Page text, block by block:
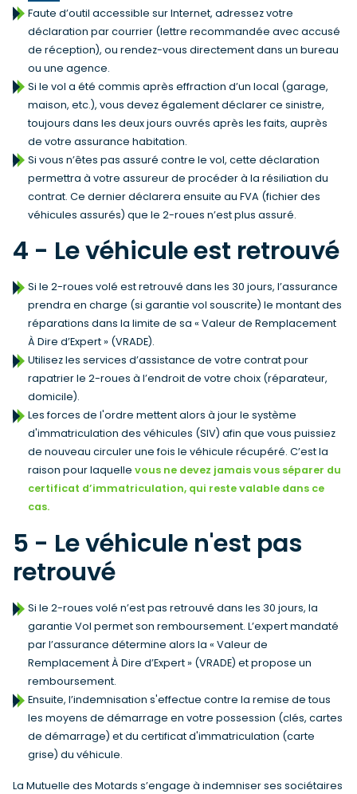
Faute d’outil accessible sur Internet, adressez votre
déclaration par courrier (lettre recommandée avec accusé
de réception), ou rendez-vous directement dans un bureau
ou une agence.
Si le vol a été commis après effraction d’un local (garage,
maison, etc.), vous devez également déclarer ce sinistre,
toujours dans les deux jours ouvrés après les faits, auprès
de votre assurance habitation.
Si vous n’êtes pas assuré contre le vol, cette déclaration
permettra à votre assureur de procéder à la résiliation du
contrat. Ce dernier déclarera ensuite au FVA (fichier des
véhicules assurés) que le 2-roues n’est plus assuré.
4 - Le véhicule est retrouvé
Si le 2-roues volé est retrouvé dans les 30 jours, l’assurance
prendra en charge (si garantie vol souscrite) le montant des
réparations dans la limite de sa « Valeur de Remplacement
À Dire d’Expert » (VRADE).
Utilisez les services d’assistance de votre contrat pour
rapatrier le 2-roues à l’endroit de votre choix (réparateur,
domicile).
Les forces de l'ordre mettent alors à jour le système
d'immatriculation des véhicules (SIV) afin que vous puissiez
de nouveau circuler une fois le véhicule récupéré. C’est la
raison pour laquellevous ne devez jamais vous séparer du
certificat d’immatriculation, qui reste valable dans ce
cas.
5 - Le véhicule n'est pas
retrouvé
Si le 2-roues volé n’est pas retrouvé dans les 30 jours, la
garantie Vol permet son remboursement. L’expert mandaté
par l’assurance détermine alors la « Valeur de
Remplacement À Dire d’Expert » (VRADE) et propose un
remboursement.
Ensuite, l’indemnisation s'effectue contre la remise de tous
les moyens de démarrage en votre possession (clés, cartes
de démarrage) et du certificat d'immatriculation (carte
grise) du véhicule.
La Mutuelle des Motards s’engage à indemniser ses sociétaires